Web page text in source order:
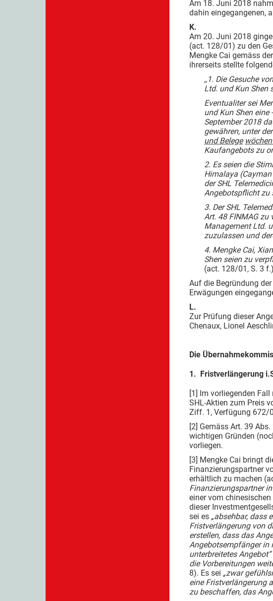
Am 18. Juni 2018
dahin eingegangenen,
K.
Am 20. Juni 2018
(act. 128/01) zu den
Mengke Cai gemäss
ihrerseits stellte
,,1. Die Gesuche
Ltd. und Kun Shen
Eventualiter sei
und Kun Shen
September 2018
gewähren, unter
und Belege
Kaufangebots zu
2. Es seien die
Himalaya
der SHL
Angebotspflicht zu
3. Der SHL
Art. 48 FINMAG zu
Management Ltd.
zuzulassen und
4. Mengke Cai,
Shen seien zu
(act. 128/01, S. 3 f.)
Auf die Begründung
Erwägungen
L.
Zur Prüfung dieser
Chenaux, Lionel
Die
1. Fristverlängerung
[1] Im vorliegenden
SHL-Aktien zum Preis
Ziff. 1, Verfügung 672/
[2] Gemäss Art. 39
wichtigen Gründen
vorliegen.
[3] Mengke Cai bringt
Finanzierungspartner
erhältlich zu machen
Finanzierungspartner
einer vom
dieser
sei es „absehbar, dass
Fristverlängerung von
erstellen, dass das
Angebotsempfänger in
unterbreitetes Angebot“
die Vorbereitungen
8). Es sei „zwar
eine Fristverlängerung
zu beschaffen, das